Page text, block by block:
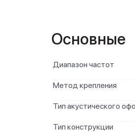
Основные
Диапазон частот
Метод крепления
Тип акустического
Тип конструкции